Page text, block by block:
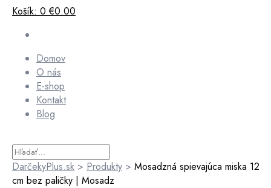
Košík: 0 €0.00
Domov
O nás
E-shop
Kontakt
Blog
DarčekyPlus.sk > Produkty > Mosadzná spievajúca miska 12
cm bez paličky | Mosadz